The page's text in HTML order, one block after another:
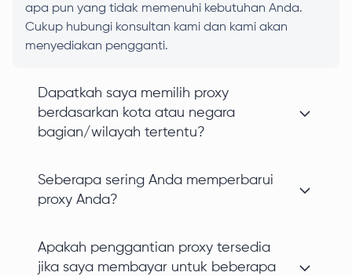
apa pun yang tidak memenuhi kebutuhan Anda.
Cukup hubungi konsultan kami dan kami akan
menyediakan pengganti.
Dapatkah saya memilih proxy
berdasarkan kota atau negara
bagian/wilayah tertentu?
Seberapa sering Anda memperbarui
proxy Anda?
Apakah penggantian proxy tersedia
jika saya membayar untuk beberapa